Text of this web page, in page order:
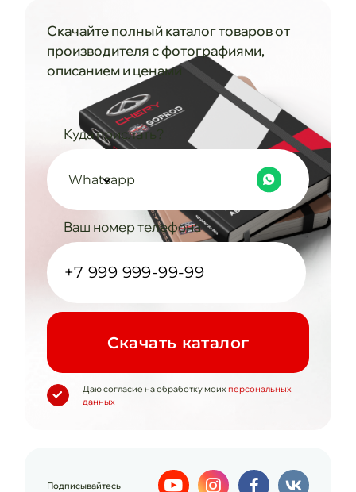
Скачайте полный каталог товаров от
производителя с фотографиями,
описанием и ценами
Куда прислать?
Whatsapp
Ваш номер телефона
Cкачать каталог
Даю согласие на обработку моих персональных
данных
Подписывайтесь